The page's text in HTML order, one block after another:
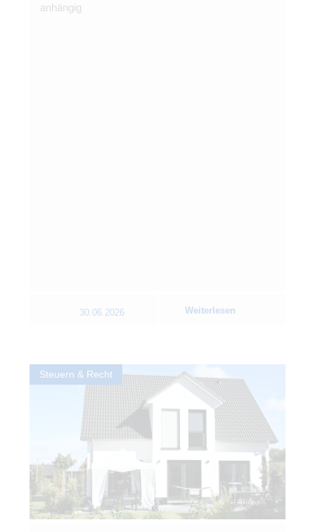
anhängig
30.06.2026 Weiterlesen
Steuern & Recht